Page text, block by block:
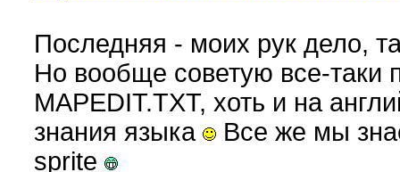
Последняя - моих рук дело,
Но вообще советую все-таки
MAPEDIT.TXT, хоть и на
знания языка
Все же мы
sprite